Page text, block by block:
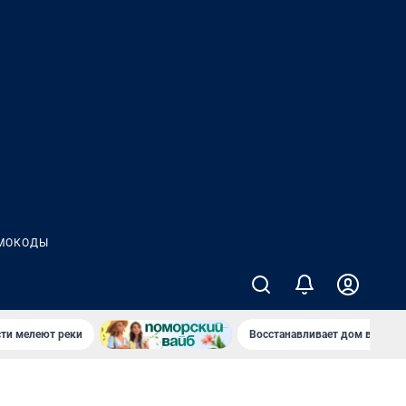
мелеют реки Восстанавливает дом в